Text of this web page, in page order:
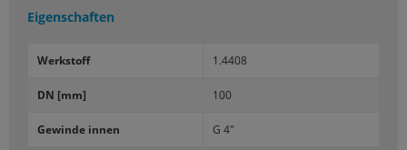
Eigenschaften
Werk­stoff 1.4408
DN [mm] 100
Ge­win­de innen G 4"